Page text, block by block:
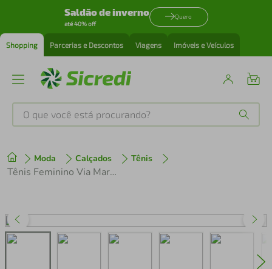
Saldão de inverno
até 40% off
Quero
Shopping Parcerias e Descontos Viagens Imóveis e Veículos
O que você está procurando?
Moda Calçados Tênis
Tênis Feminino Via Marte Casual com Recortes Marrom
1º tenis
perfume